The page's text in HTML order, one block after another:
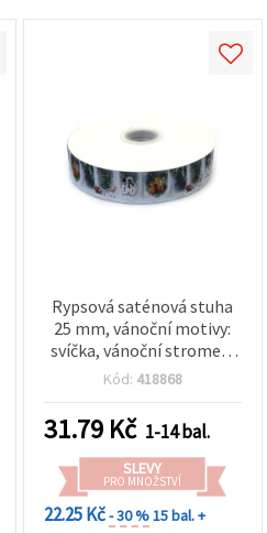
Rypsová saténová stuha
25 mm, vánoční motivy:
svíčka, vánoční stromek,
sněhulák – 3 m
Kód: 418868
31.79 Kč 1-14 bal.
SLEVY
PRO MNOŽSTVÍ
22.25 Kč- 30 %15 bal. +